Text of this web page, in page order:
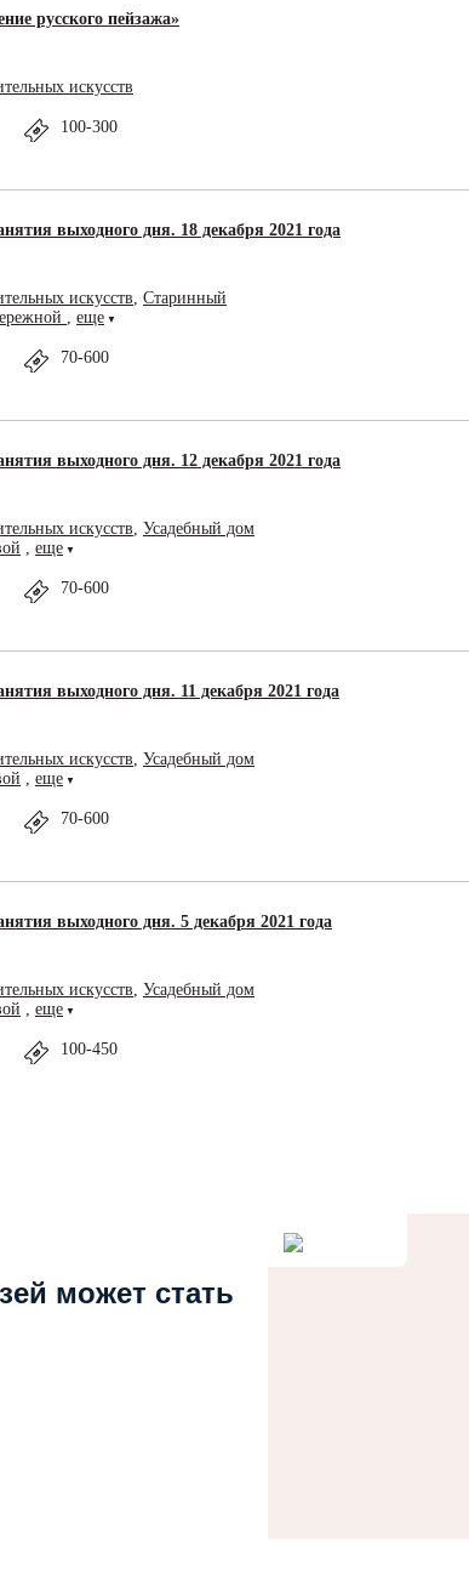
русского пейзажа»
искусств
100-300
выходного дня. 18 декабря 2021 года
искусств, Старинный
, еще ▼
70-600
выходного дня. 12 декабря 2021 года
искусств, Усадебный дом
, еще ▼
70-600
выходного дня. 11 декабря 2021 года
искусств, Усадебный дом
, еще ▼
70-600
выходного дня. 5 декабря 2021 года
искусств, Усадебный дом
, еще ▼
100-450
может стать